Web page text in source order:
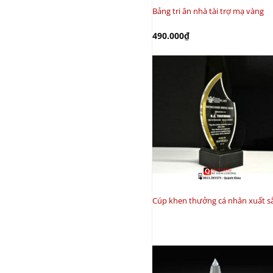
Bảng tri ân nhà tài trợ mạ vàng
490.000₫
Cúp khen thưởng cá nhân xuất